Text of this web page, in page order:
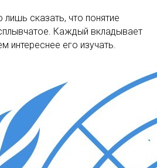
сказать, что понятие
Каждый вкладывает
интереснее его изучать.